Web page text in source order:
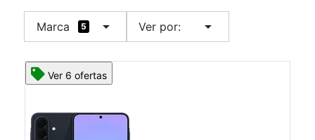
Marca 5 arrow_drop_down Ver por: arrow_drop_down
Ver 6 ofertas